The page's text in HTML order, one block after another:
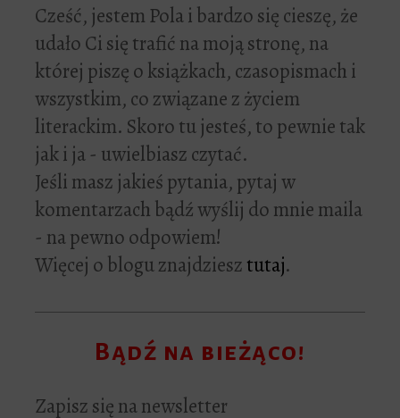
Cześć, jestem Pola i bardzo się cieszę, że
udało Ci się trafić na moją stronę, na
której piszę o książkach, czasopismach i
wszystkim, co związane z życiem
literackim. Skoro tu jesteś, to pewnie tak
jak i ja - uwielbiasz czytać.
Jeśli masz jakieś pytania, pytaj w
komentarzach bądź wyślij do mnie maila
- na pewno odpowiem!
Więcej o blogu znajdziesztutaj.
Bądź na bieżąco!
Zapisz się na newsletter